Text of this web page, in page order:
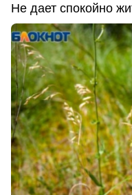
Не дает спокойно